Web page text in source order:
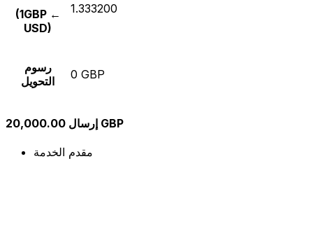
(1GBP ←
USD)
1.333200
رسوم
التحويل
0 GBP
إرسال 20,000.00 GBP
مقدم الخدمة